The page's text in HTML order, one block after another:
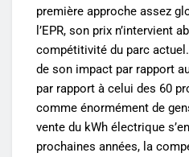
première approche assez
l’EPR, son prix n’intervient
compétitivité du parc
de son impact par rapport
par rapport à celui des 60
comme énormément de
vente du kWh électrique
prochaines années, la